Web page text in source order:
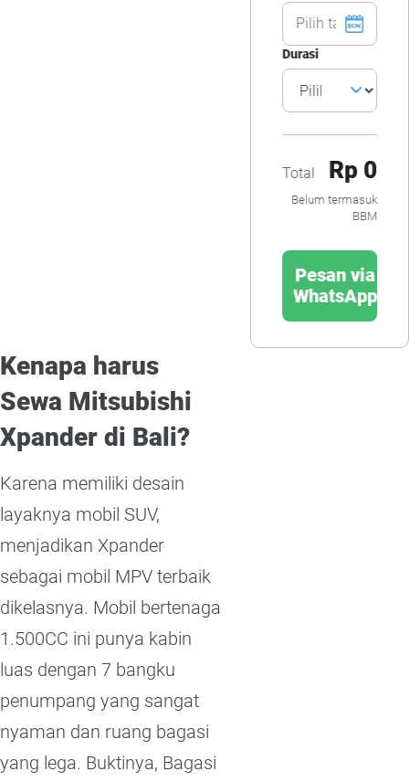
Durasi
Total Rp 0
Belum termasuk
BBM
Pesan via
WhatsApp
Kenapa harus
Sewa Mitsubishi
Xpander di Bali?
Karena memiliki desain
layaknya mobil SUV,
menjadikan Xpander
sebagai mobil MPV terbaik
dikelasnya. Mobil bertenaga
1.500CC ini punya kabin
luas dengan 7 bangku
penumpang yang sangat
nyaman dan ruang bagasi
yang lega. Buktinya, Bagasi